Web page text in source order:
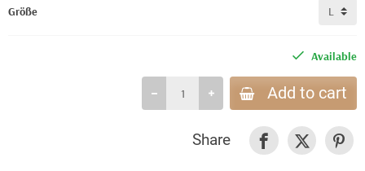
Größe
Available
Add to cart
Share